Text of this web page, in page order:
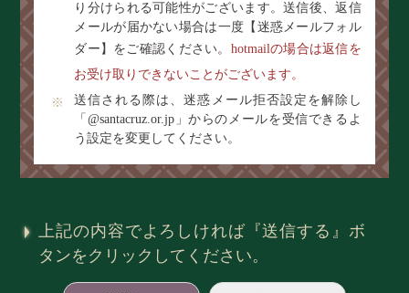
り分けられる可能性がございます。送信後、返信
メールが届かない場合は一度【迷惑メールフォル
ダー】をご確認ください。 hotmailの場合は返信を
お受け取りできないことがございます。
送信される際は、迷惑メール拒否設定を解除し
「@santacruz.or.jp」からのメールを受信できるよ
う設定を変更してください。
上記の内容でよろしければ『送信する』ボ
タンをクリックしてください。